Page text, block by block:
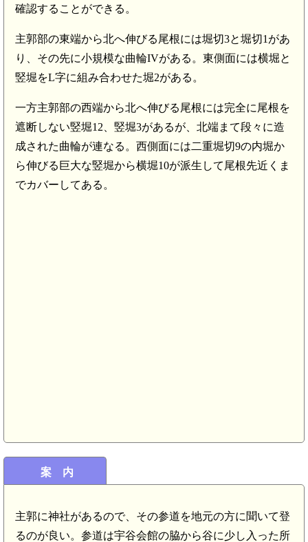
確認することができる。
主郭部の東端から北へ伸びる尾根には堀切3と堀切1があ
り、その先に小規模な曲輪IVがある。東側面には横堀と
竪堀をL字に組み合わせた堀2がある。
一方主郭部の西端から北へ伸びる尾根には完全に尾根を
遮断しない竪堀12、竪堀3があるが、北端まて段々に造
成された曲輪が連なる。西側面には二重堀切9の内堀か
ら伸びる巨大な竪堀から横堀10が派生して尾根先近くま
でカバーしてある。
案 内
主郭に神社があるので、その参道を地元の方に聞いて登
るのが良い。参道は宇谷会館の脇から谷に少し入った所